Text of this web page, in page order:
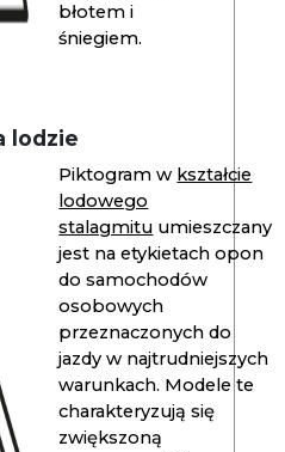
błotem i
śniegiem.
lodzie
Piktogram w kształcie
lodowego
stalagmitu umieszczany
jest na etykietach opon
do samochodów
osobowych
przeznaczonych do
jazdy w najtrudniejszych
warunkach. Modele te
charakteryzują się
zwiększoną